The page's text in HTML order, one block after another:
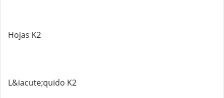
Hojas K2
L&iacute;quido K2